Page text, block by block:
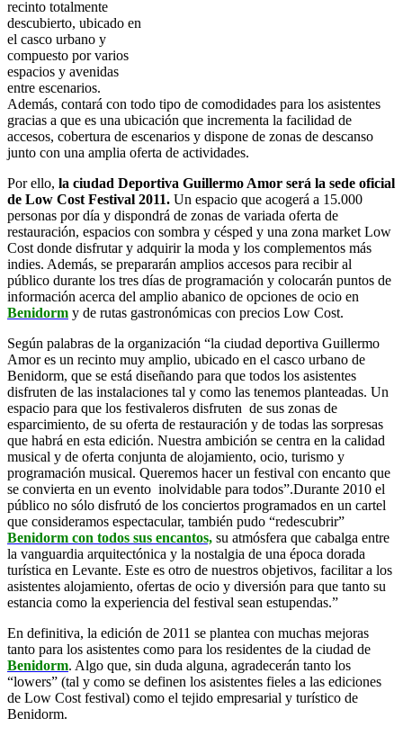
recinto totalmente
descubierto, ubicado en
el casco urbano y
compuesto por varios
espacios y avenidas
entre escenarios.
Además, contará con todo tipo de comodidades para los asistentes
gracias a que es una ubicación que incrementa la facilidad de
accesos, cobertura de escenarios y dispone de zonas de descanso
junto con una amplia oferta de actividades.
Por ello, la ciudad Deportiva GuillermoAmor será la sede oficial
de Low Cost Festival 2011. Un espacio que acogerá a 15.000
personas por día y dispondrá de zonas de variada oferta de
restauración, espacios con sombra y césped y una zona market Low
Cost donde disfrutar y adquirir la moda y los complementos más
indies. Además, se prepararán amplios accesos para recibir al
público durante los tres días de programación y colocarán puntos de
información acerca del amplio abanico de opciones de ocio en
Benidorm y de rutas gastronómicas con precios Low Cost.
Según palabras de la organización “la ciudad deportiva Guillermo
Amor es un recinto muy amplio, ubicado en el casco urbano de
Benidorm, que se está diseñando para que todos los asistentes
disfruten de las instalaciones tal y como las tenemos planteadas. Un
espacio para que los festivaleros disfruten de sus zonas de
esparcimiento, de su oferta de restauración y de todas las sorpresas
que habrá en esta edición. Nuestra ambición se centra en la calidad
musical y de oferta conjunta de alojamiento, ocio, turismo y
programación musical. Queremos hacer un festival con encanto que
se convierta en un evento inolvidable para todos”.Durante 2010 el
público no sólo disfrutó de los conciertos programados en un cartel
que consideramos espectacular, también pudo “redescubrir”
Benidorm con todos sus encantos, su atmósfera que cabalga entre
la vanguardia arquitectónica y la nostalgia de una época dorada
turística en Levante. Este es otro de nuestros objetivos, facilitar a los
asistentes alojamiento, ofertas de ocio y diversión para que tanto su
estancia como la experiencia del festival sean estupendas.”
En definitiva, la edición de 2011 se plantea con muchas mejoras
tanto para los asistentes como para los residentes de la ciudad de
Benidorm. Algo que, sin duda alguna, agradecerán tanto los
“lowers” (tal y como se definen los asistentes fieles a las ediciones
de Low Cost festival) como el tejido empresarial y turístico de
Benidorm.